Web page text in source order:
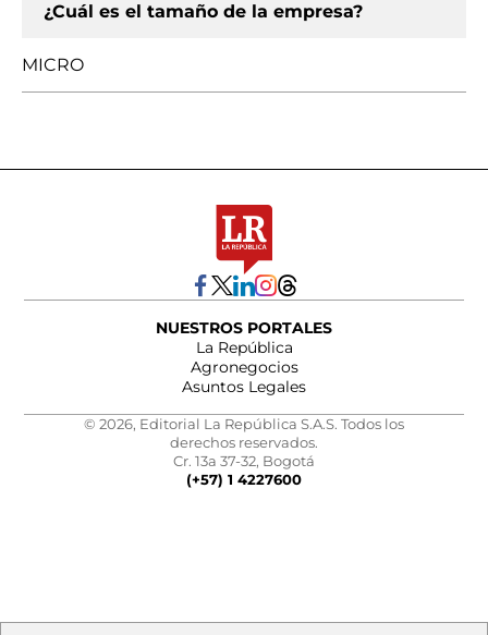
¿Cuál es el tamaño de la empresa?
MICRO
NUESTROS PORTALES
La República
Agronegocios
Asuntos Legales
© 2026, Editorial La República S.A.S. Todos los
derechos reservados.
Cr. 13a 37-32, Bogotá
(+57) 1 4227600